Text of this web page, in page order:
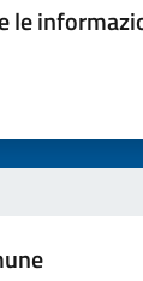
le
stelle su 5
su 5
5